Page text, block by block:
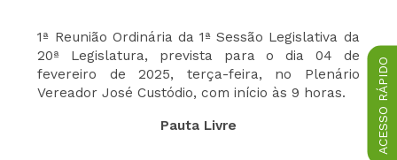
ACESSO RÁPIDO
1ª Reunião Ordinária da 1ª Sessão Legislativa da
20ª Legislatura, prevista para o dia 04 de
fevereiro de 2025, terça-feira, no Plenário
Vereador José Custódio, com início às 9 horas.
Pauta Livre